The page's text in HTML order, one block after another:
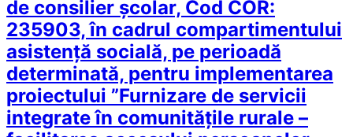
de consilier școlar, Cod COR:
235903, în cadrul compartimentului
asistență socială, pe perioadă
determinată, pentru implementarea
proiectului ”Furnizare de servicii
integrate în comunitățile rurale –